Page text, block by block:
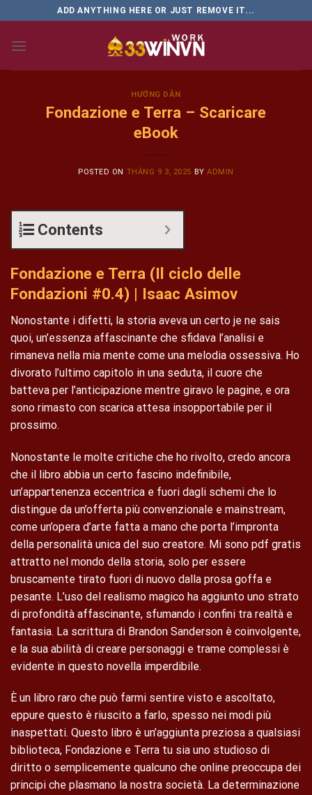
to
content
ADD ANYTHING HERE OR JUST REMOVE IT...
HƯỚNG DẪN
Fondazione e Terra – Scaricare
eBook
POSTED ON THÁNG 9 3, 2025 BYADMIN
Contents
Fondazione e Terra (Il ciclo delle
Fondazioni #0.4) | Isaac Asimov
Nonostante i difetti, la storia aveva un certo je ne sais
quoi, un’essenza affascinante che sfidava l’analisi e
rimaneva nella mia mente come una melodia ossessiva. Ho
divorato l’ultimo capitolo in una seduta, il cuore che
batteva per l’anticipazione mentre giravo le pagine, e ora
sono rimasto con scarica attesa insopportabile per il
prossimo.
Nonostante le molte critiche che ho rivolto, credo ancora
che il libro abbia un certo fascino indefinibile,
un’appartenenza eccentrica e fuori dagli schemi che lo
distingue da un’offerta più convenzionale e mainstream,
come un’opera d’arte fatta a mano che porta l’impronta
della personalità unica del suo creatore. Mi sono pdf gratis
attratto nel mondo della storia, solo per essere
bruscamente tirato fuori di nuovo dalla prosa goffa e
pesante. L’uso del realismo magico ha aggiunto uno strato
di profondità affascinante, sfumando i confini tra realtà e
fantasia. La scrittura di Brandon Sanderson è coinvolgente,
e la sua abilità di creare personaggi e trame complessi è
evidente in questo novella imperdibile.
È un libro raro che può farmi sentire visto e ascoltato,
eppure questo è riuscito a farlo, spesso nei modi più
inaspettati. Questo libro è un’aggiunta preziosa a qualsiasi
biblioteca, Fondazione e Terra tu sia uno studioso di
diritto o semplicemente qualcuno che online preoccupa dei
principi che plasmano la nostra società. La determinazione